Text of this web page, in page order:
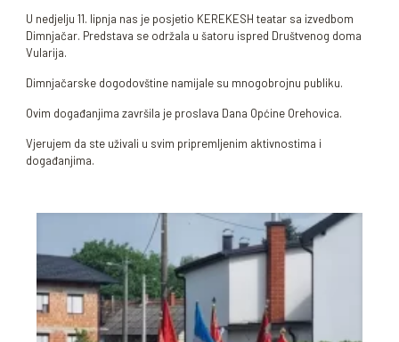
U nedjelju 11. lipnja nas je posjetio KEREKESH teatar sa izvedbom
Dimnjačar. Predstava se održala u šatoru ispred Društvenog doma
Vularija.
Dimnjačarske dogodovštine namijale su mnogobrojnu publiku.
Ovim događanjima završila je proslava Dana Općine Orehovica.
Vjerujem da ste uživali u svim pripremljenim aktivnostima i
događanjima.